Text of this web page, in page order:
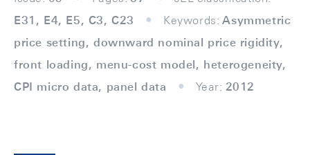
E31, E4, E5, C3, C23
Keywords: Asymmetric
price setting, downward nominal price rigidity,
front loading, menu-cost model, heterogeneity,
CPI micro data, panel data
Year: 2012